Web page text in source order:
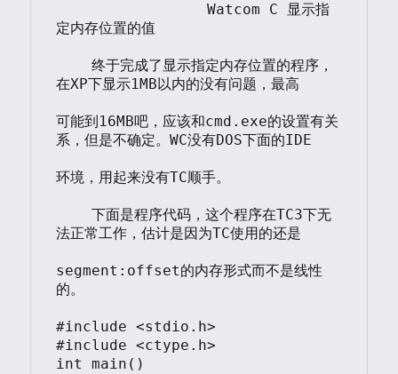
                 Watcom C 显示指
定内存位置的值
    终于完成了显示指定内存位置的程序，
在XP下显示1MB以内的没有问题，最高
可能到16MB吧，应该和cmd.exe的设置有关
系，但是不确定。WC没有DOS下面的IDE
环境，用起来没有TC顺手。
    下面是程序代码，这个程序在TC3下无
法正常工作，估计是因为TC使用的还是
segment:offset的内存形式而不是线性
的。
#include <stdio.h>
#include <ctype.h>
int main()